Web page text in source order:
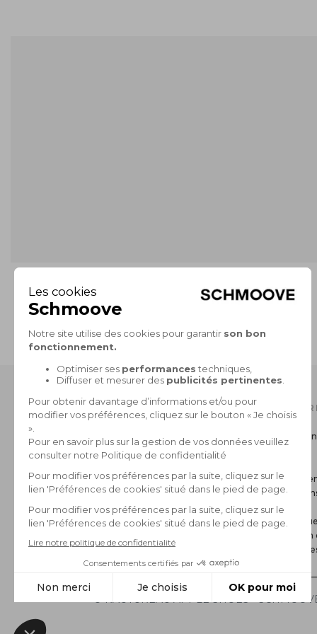
CB, 3X sans frais, Paypal
NOTRE CATALOGUE
Collection Homme
Collection Femme
Livraison
FAQ
© RAUTUREAU APPLE SHOES -